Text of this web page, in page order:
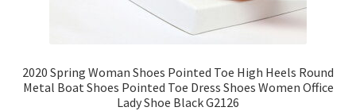
2020 Spring Woman Shoes Pointed Toe High Heels Round
Metal Boat Shoes Pointed Toe Dress Shoes Women Office
Lady Shoe Black G2126